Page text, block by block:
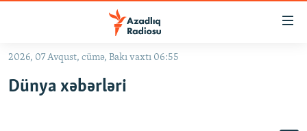
Əsas
qayıt
#İZAHLA
2026, 07 Avqust, cümə, Bakı vaxtı 06:55
Dünya xəbərləri